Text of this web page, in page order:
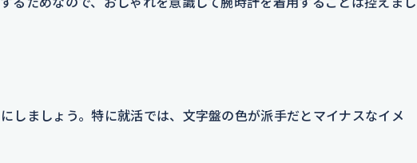
しましょう。特に就活では、文字盤の色が派手だとマイナスなイメ